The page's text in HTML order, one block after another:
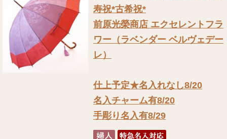
寿祝*古希祝*
前原光榮商店 エクセレントフラ
ワー（ラベンダー ベルヴェデー
レ）
仕上予定★名入れなし8/20
名入チャーム有8/20
手彫り名入有8/29